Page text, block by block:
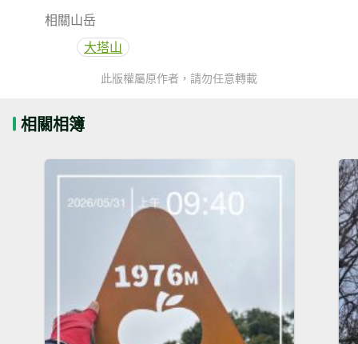
相關山岳
大塔山
此版權屬原作者，請勿任意轉載
相關相簿